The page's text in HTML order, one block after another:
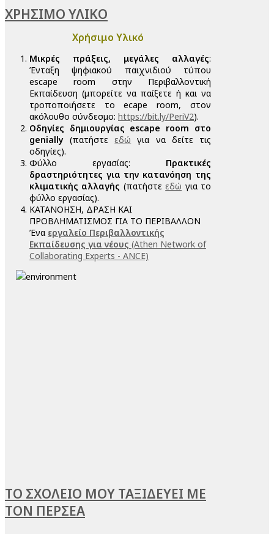
ΧΡΗΣΙΜΟ ΥΛΙΚΟ
Χρήσιμο Υλικό
Μικρές πράξεις, μεγάλες αλλαγές:
Ένταξη ψηφιακού παιχνιδιού τύπου
escape room στην Περιβαλλοντική
Εκπαίδευση (μπορείτε να παίξετε ή και να
τροποποιήσετε το ecape room, στον
ακόλουθο σύνδεσμο: https://bit.ly/PeriV2).
Οδηγίες δημιουργίας escape room στο
genially (πατήστεεδώ για να δείτε τις
οδηγίες).
Φύλλο εργασίας: Πρακτικές
δραστηριότητες για την κατανόηση της
κλιματικής αλλαγής (πατήστεεδώ για το
φύλλο εργασίας).
ΚΑΤΑΝΟΗΣΗ, ΔΡΑΣΗ ΚΑΙ
ΠΡΟΒΛΗΜΑΤΙΣΜΟΣ ΓΙΑ ΤΟ ΠΕΡΙΒΑΛΛΟΝ
Ένα εργαλείο Περιβαλλοντικής
Εκπαίδευσης για νέους (Athen Network of
Collaborating Experts - ANCE)
ΤΟ ΣΧΟΛΕΙΟ ΜΟΥ ΤΑΞΙΔΕΥΕΙ ΜΕ
ΤΟΝ ΠΕΡΣΕΑ